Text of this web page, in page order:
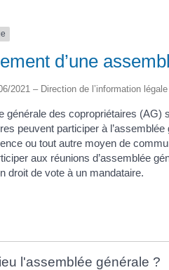
d’une
2021 – Direction de l’information
générale des copropriétaires
peuvent participer à
ou tout autre moyen de
aux réunions d’assemblée
droit de vote à un mandataire.
l'assemblée générale ?